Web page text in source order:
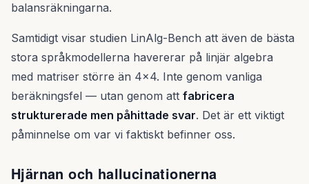
balansräkningarna.
Samtidigt visar studien LinAlg-Bench att även de bästa
stora språkmodellerna havererar på linjär algebra
med matriser större än 4×4. Inte genom vanliga
beräkningsfel — utan genom att fabricera
strukturerade men påhittade svar. Det är ett viktigt
påminnelse om var vi faktiskt befinner oss.
Hjärnan och hallucinationerna